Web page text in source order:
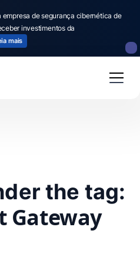
empresa de segurança cibernética de
investimentos da
mais
the tag:
Gateway